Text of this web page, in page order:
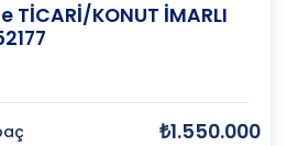
TİCARİ/KONUT İMARLI
₺1.550.000